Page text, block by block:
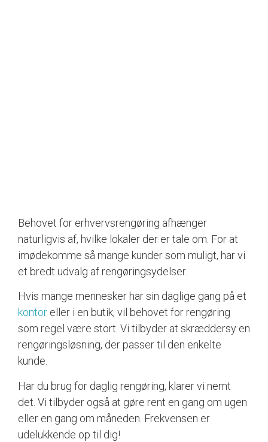
Behovet for erhvervsrengøring afhænger
naturligvis af, hvilke lokaler der er tale om. For at
imødekomme så mange kunder som muligt, har vi
et bredt udvalg af rengøringsydelser.
Hvis mange mennesker har sin daglige gang på et
kontor eller i en butik, vil behovet for rengøring
som regel være stort. Vi tilbyder at skræddersy en
rengøringsløsning, der passer til den enkelte
kunde.
Har du brug for daglig rengøring, klarer vi nemt
det. Vi tilbyder også at gøre rent en gang om ugen
eller en gang om måneden. Frekvensen er
udelukkende op til dig!